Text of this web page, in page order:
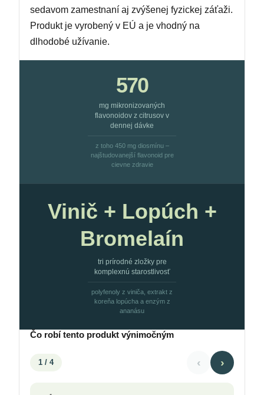
sedavom zamestnaní aj zvýšenej fyzickej záťaži.
Produkt je vyrobený v EÚ a je vhodný na
dlhodobé užívanie.
570
mg mikronizovaných
flavonoidov z citrusov v
dennej dávke
z toho 450 mg diosmínu –
najštudovanejší flavonoid pre
cievne zdravie
Vinič + Lopúch +
Bromelaín
tri prírodné zložky pre
komplexnú starostlivosť
polyfenoly z viniča, extrakt z
koreňa lopúcha a enzým z
ananásu
Čo robí tento produkt výnimočným
1 / 4 ‹ ›